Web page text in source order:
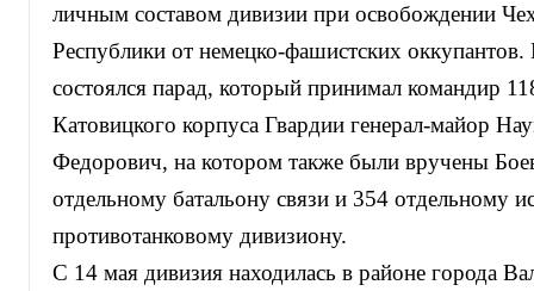
личным составом дивизии при освобождении
Республики от немецко-фашистских
состоялся парад, который принимал командир
Катовицкого корпуса Гвардии генерал-майор
Федорович, на котором также были вручены
отдельному батальону связи и 354 отдельному
противотанковому дивизиону.
С 14 мая дивизия находилась в районе города